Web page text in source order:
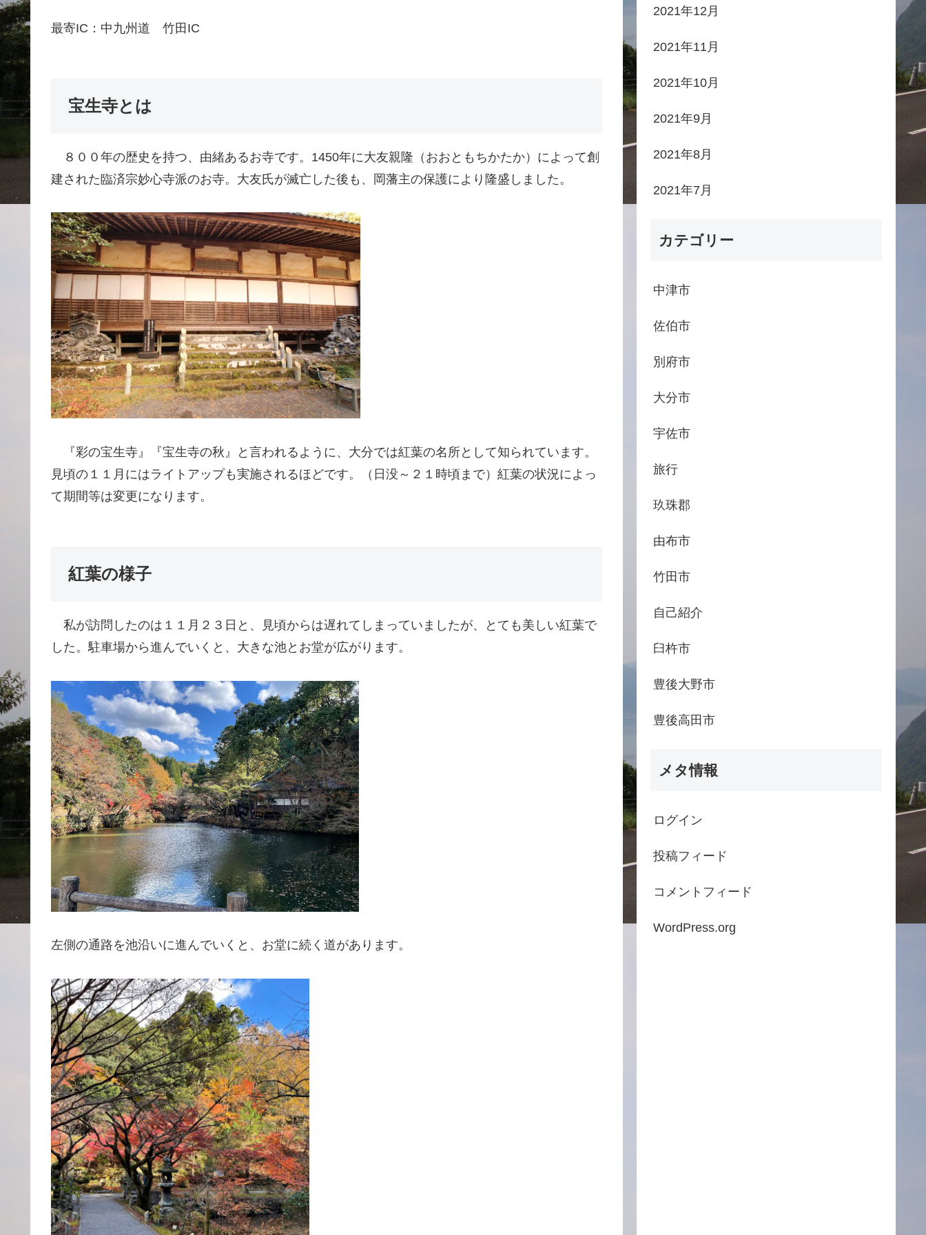
最寄IC：中九州道 竹田IC
宝生寺とは
８００年の歴史を持つ、由緒あるお寺です。1450年に大友親隆（おおともちかたか）によって創
建された臨済宗妙心寺派のお寺。大友氏が滅亡した後も、岡藩主の保護により隆盛しました。
『彩の宝生寺』『宝生寺の秋』と言われるように、大分では紅葉の名所として知られています。
見頃の１１月にはライトアップも実施されるほどです。（日没～２１時頃まで）紅葉の状況によっ
て期間等は変更になります。
紅葉の様子
私が訪問したのは１１月２３日と、見頃からは遅れてしまっていましたが、とても美しい紅葉で
した。駐車場から進んでいくと、大きな池とお堂が広がります。
左側の通路を池沿いに進んでいくと、お堂に続く道があります。
2021年12月
2021年11月
2021年10月
2021年9月
2021年8月
2021年7月
カテゴリー
中津市
佐伯市
別府市
大分市
宇佐市
旅行
玖珠郡
由布市
竹田市
自己紹介
臼杵市
豊後大野市
豊後高田市
メタ情報
ログイン
投稿フィード
コメントフィード
WordPress.org